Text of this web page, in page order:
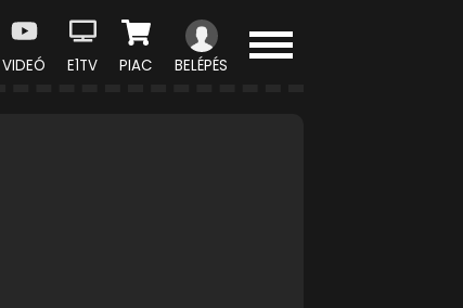
VIDEÓ E1TV PIAC BELÉPÉS